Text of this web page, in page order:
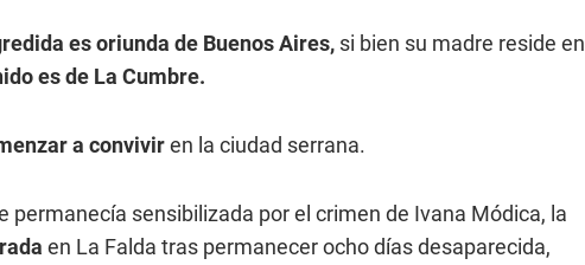
es oriunda de Buenos Aires, si bien su madre reside en
es de La Cumbre.
a conviviren la ciudad serrana.
permanecía sensibilizada por el crimen de Ivana Módica, la
en La Falda tras permanecer ocho días desaparecida,